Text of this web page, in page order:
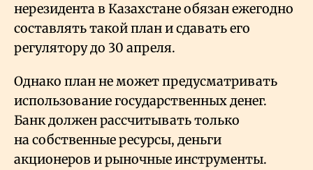
нерезидента в Казахстане обязан ежегодно
составлять такой план и сдавать его
регулятору до 30 апреля.
Однако план не может предусматривать
использование государственных денег.
Банк должен рассчитывать только
на собственные ресурсы, деньги
акционеров и рыночные инструменты.